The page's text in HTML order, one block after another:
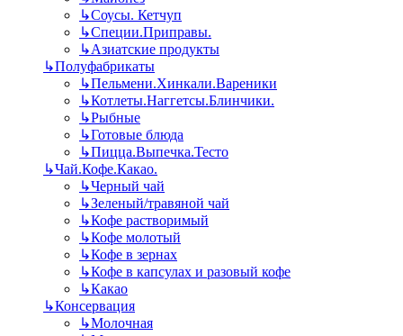
↳Соусы. Кетчуп
↳Специи.Приправы.
↳Азиатские продукты
↳Полуфабрикаты
↳Пельмени.Хинкали.Вареники
↳Котлеты.Наггетсы.Блинчики.
↳Рыбные
↳Готовые блюда
↳Пицца.Выпечка.Тесто
↳Чай.Кофе.Какао.
↳Черный чай
↳Зеленый/травяной чай
↳Кофе растворимый
↳Кофе молотый
↳Кофе в зернах
↳Кофе в капсулах и разовый кофе
↳Какао
↳Консервация
↳Молочная